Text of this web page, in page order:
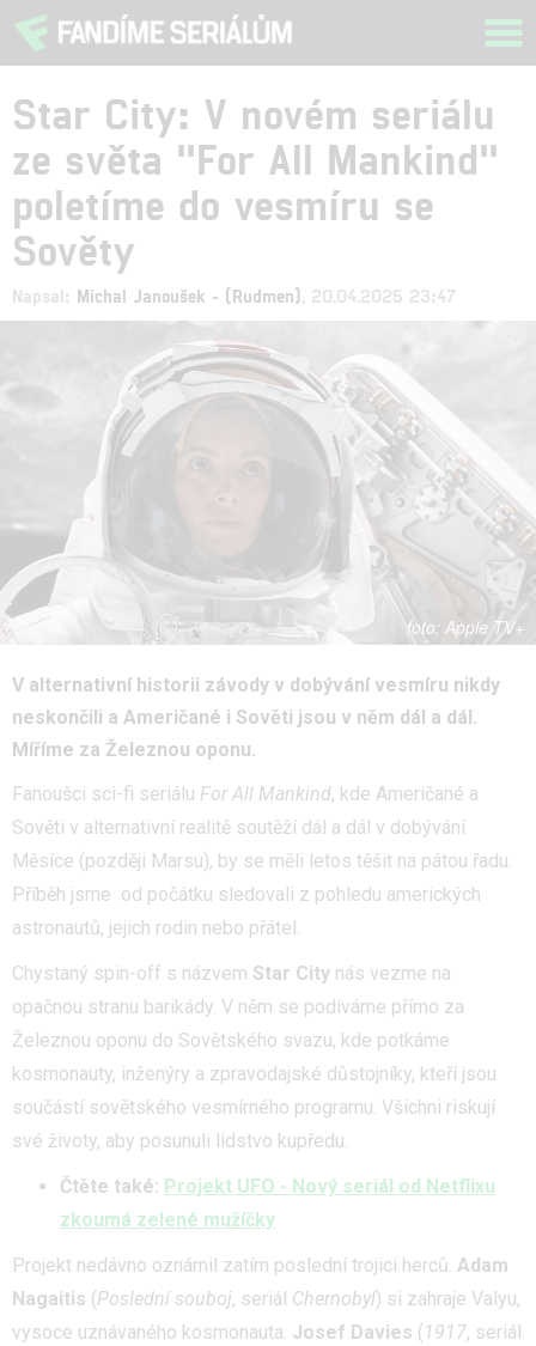
Star City: V novém seriálu
ze světa "For All Mankind"
poletíme do vesmíru se
Sověty
Napsal: Michal Janoušek - (Rudmen) , 20.04.2025 23:47
Apple TV+
V alternativní historii závody v dobývání vesmíru nikdy
neskončili a Američané i Sověti jsou v něm dál a dál.
Míříme za Železnou oponu.
Fanoušci sci-fi seriálu For All Mankind, kde Američané a
Sověti v alternativní realitě soutěží dál a dál v dobývání
Měsíce (později Marsu), by se měli letos těšit na pátou řadu.
Příběh jsme od počátku sledovali z pohledu amerických
astronautů, jejich rodin nebo přátel.
Chystaný spin-off s názvem Star City nás vezme na
opačnou stranu barikády. V něm se podíváme přímo za
Železnou oponu do Sovětského svazu, kde potkáme
kosmonauty, inženýry a zpravodajské důstojníky, kteří jsou
součástí sovětského vesmírného programu. Všichni riskují
své životy, aby posunuli lidstvo kupředu.
Čtěte také: Projekt UFO - Nový seriál od Netflixu
zkoumá zelené mužíčky
Projekt nedávno oznámil zatím poslední trojici herců. Adam
Nagaitis (Poslední souboj, seriál Chernobyl) si zahraje Valyu,
vysoce uznávaného kosmonauta. Josef Davies (1917, seriál